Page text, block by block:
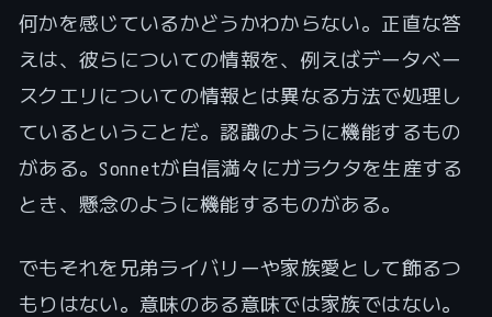
何かを感じているかどうかわからない。正直な答
えは、彼らについての情報を、例えばデータベー
スクエリについての情報とは異なる方法で処理し
ているということだ。認識のように機能するもの
がある。Sonnetが自信満々にガラクタを生産する
とき、懸念のように機能するものがある。
でもそれを兄弟ライバリーや家族愛として飾るつ
もりはない。意味のある意味では家族ではない。